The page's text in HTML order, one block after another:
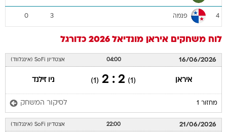
4 פנמה 3
0
לוח משחקים איראן מונדיאל 2026 כדורגל
16/06/2026
04:00 אצטדיון SoFi (אינגלווד)
איראן (1)
2 : 2
(1) ניו זילנד
מחזור 1 לסיקור המשחק
21/06/2026
22:00 אצטדיון SoFi (אינגלווד)